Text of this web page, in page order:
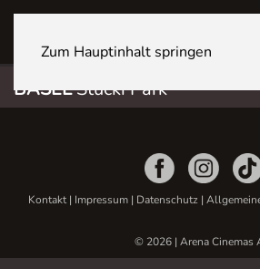
Zum Hauptinhalt springen
BASELStücki Park
Kontakt| Impressum | Datenschutz |
© 2026 | Arena Cinemas